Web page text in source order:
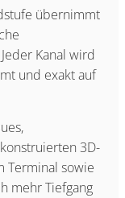
übernimmt
Kanal wird
und exakt auf
3D-
Terminal sowie
mehr Tiefgang